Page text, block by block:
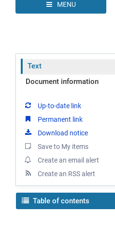
MENU
Text
Document information
Up-to-date link
Permanent link
Download notice
Save to My items
Create an email alert
Create an RSS alert
Table of contents